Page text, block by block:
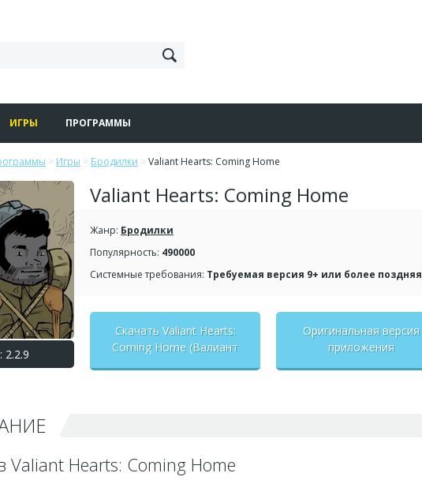
ИГРЫ ПРОГРАММЫ
> Игры > Бродилки > Valiant Hearts: Coming Home
2.2.9
Valiant Hearts: Coming Home
Жанр: Бродилки
Популярность: 490000
Системные требования: Требуемая версия 9+ или более поздняя
Скачать Valiant Hearts:
Coming Home (Валиант
Оригинальная версия
приложения
Valiant Hearts: Coming Home